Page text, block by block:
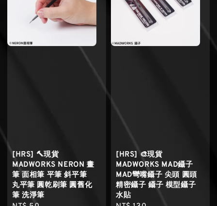
[HRS] 🔨現貨
MADWORKS NERON 畫
筆 面相筆 平筆 斜平筆
丸平筆 圓乾刷筆 圓舊化
筆 洗淨筆
[HRS] 🎨現貨
MADWORKS MAD鑷子
MAD彎嘴鑷子 尖頭 圓頭
精密鑷子 鑷子 模型鑷子
水貼